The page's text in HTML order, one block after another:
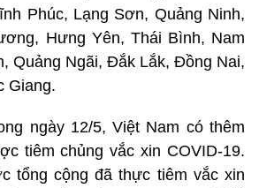
Phúc, Lạng Sơn, Quảng Ninh,
Hưng Yên, Thái Bình, Nam
Quảng Ngãi, Đắk Lắk, Đồng Nai,
Giang.
ngày 12/5, Việt Nam có thêm
tiêm chủng vắc xin COVID-19.
tổng cộng đã thực tiêm vắc xin